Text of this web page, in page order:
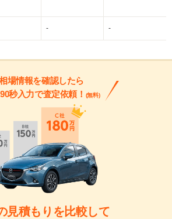
- -
場情報を確認したら
秒入力で査定依頼！ (無料)
見積もりを比較して